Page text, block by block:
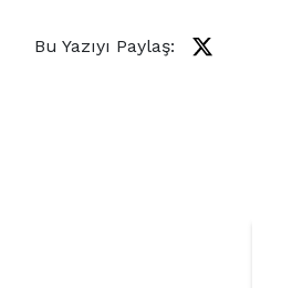
Bu Yazıyı Paylaş: